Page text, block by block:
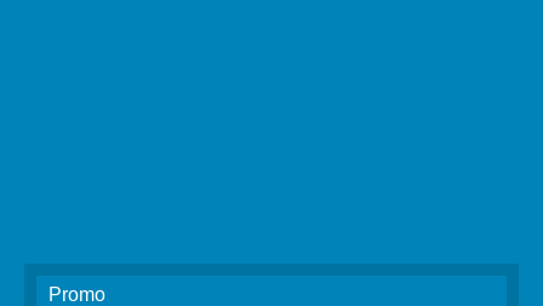
Promo